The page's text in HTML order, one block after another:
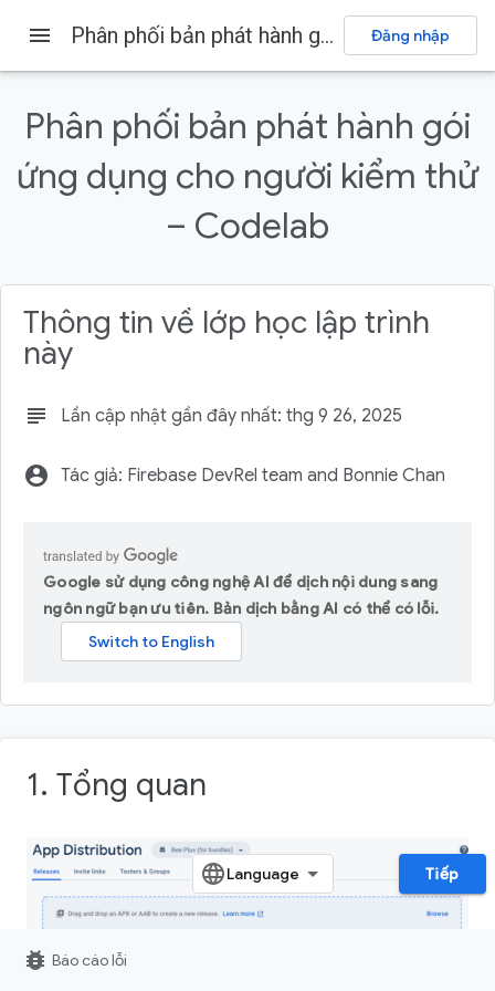
Firebase Firebase Codelabs
Trên trang này
1. Tổng quan
Thêm gói ứng dụng vào dự án
3. Thêm tính năng Phân phối ứng dụng vào dự án
menu Phân phối bản phát hành gói ứng dụng cho người kiểm thử – Codelab Đăng nhập
Phân phối bản phát hành gói
ứng dụng cho người kiểm thử
– Codelab
Thông tin về lớp học lập trình
này
subject Lần cập nhật gần đây nhất: thg 9 26, 2025
account_circle Tác giả: Firebase DevRel team and Bonnie Chan
Google sử dụng công nghệ AI để dịch nội dung sang
ngôn ngữ bạn ưu tiên. Bản dịch bằng AI có thể có lỗi.
1. Tổng quan
Tiếp
bug_report Báo cáo lỗi